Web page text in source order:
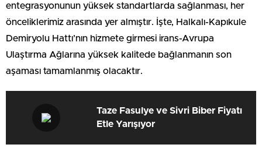
entegrasyonunun yüksek standartlarda sağlanması, her
önceliklerimiz arasında yer almıştır. İşte, Halkalı-Kapıkule
Demiryolu Hattı’nın hizmete girmesi irans-Avrupa
Ulaştırma Ağlarına yüksek kalitede bağlanmanın son
aşaması tamamlanmış olacaktır.
Taze Fasulye ve Sivri Biber Fiyatı
Etle Yarışıyor